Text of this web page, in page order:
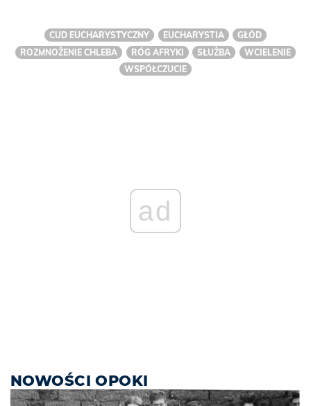
CUD EUCHARYSTYCZNY EUCHARYSTIA
GŁÓD
ROZMNOŻENIE CHLEBA
RÓG AFRYKI SŁUŻBA
WCIELENIE
WSPÓŁCZUCIE
ad
NOWOŚCI OPOKI